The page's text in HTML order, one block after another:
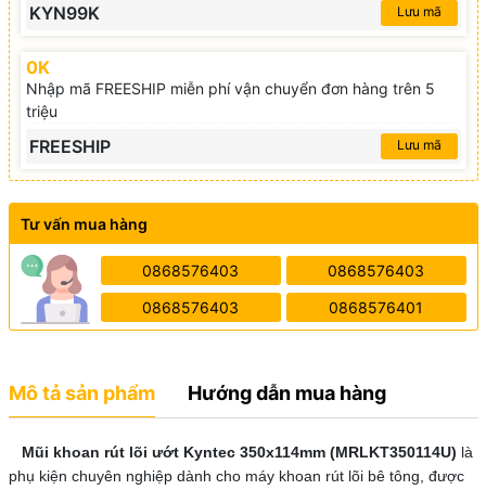
KYN99K Lưu mã
0K
Nhập mã FREESHIP miễn phí vận chuyển đơn hàng trên 5
triệu
FREESHIP Lưu mã
Tư vấn mua hàng
0868576403 0868576403
0868576403 0868576401
Mô tả sản phẩm Hướng dẫn mua hàng
Mũi khoan rút lõi ướt Kyntec 350x114mm (MRLKT350114U) là
phụ kiện chuyên nghiệp dành cho máy khoan rút lõi bê tông, được